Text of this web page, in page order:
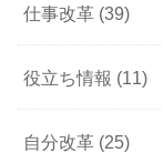
仕事改革 (39)
役立ち情報 (11)
自分改革 (25)